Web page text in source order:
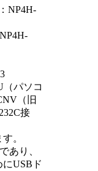
NP4H-
パソコ
（旧
接
あり、
USBド